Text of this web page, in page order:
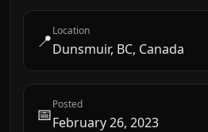
📍Location
Dunsmuir, BC, Canada
📅Posted
February 26, 2023